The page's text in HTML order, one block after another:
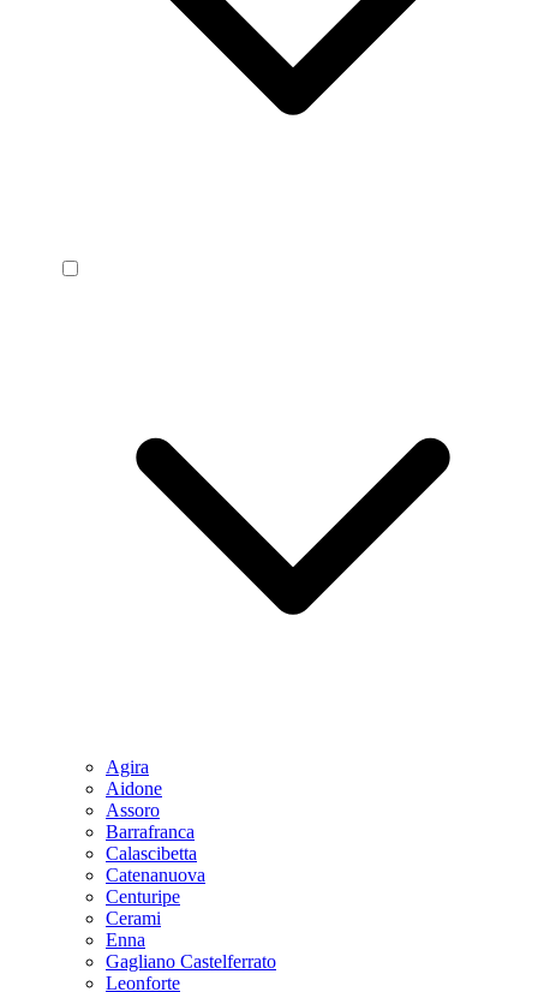
Agira
Aidone
Assoro
Barrafranca
Calascibetta
Catenanuova
Centuripe
Cerami
Enna
Gagliano Castelferrato
Leonforte